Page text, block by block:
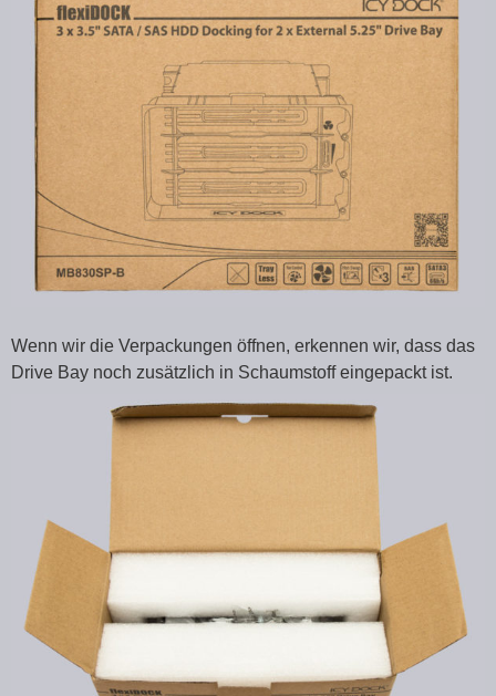
Wenn wir die Verpackungen öffnen, erkennen wir, dass das
Drive Bay noch zusätzlich in Schaumstoff eingepackt ist.